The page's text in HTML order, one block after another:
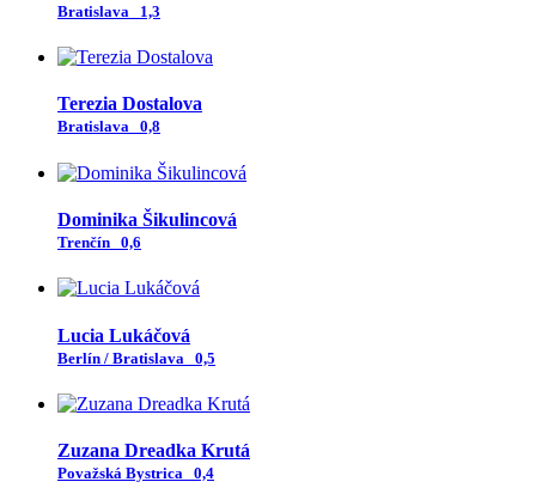
Bratislava 1,3
Terezia Dostalova
Bratislava 0,8
Dominika Šikulincová
Trenčín 0,6
Lucia Lukáčová
Berlín / Bratislava 0,5
Zuzana Dreadka Krutá
Považská Bystrica 0,4